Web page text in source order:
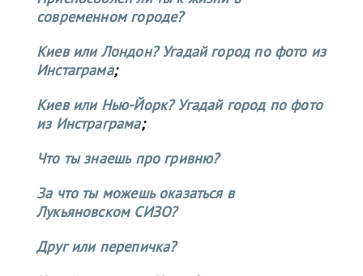
современном городе?
Киев или Лондон? Угадай город по фото из
Инстаграма;
Киев или Нью-Йорк? Угадай город по фото
из Инстраграма;
Что ты знаешь про гривню?
За что ты можешь оказаться в
Лукьяновском СИЗО?
Друг или перепичка?